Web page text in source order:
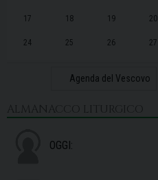
17 18 19 20
24 25 26 27
Agenda del Vescovo
ALMANACCO LITURGICO
OGGI: